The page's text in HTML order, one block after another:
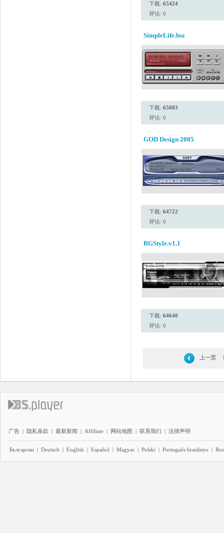
下载: 65424
评论: 0
SimpleLife.bsz
下载: 65083
评论: 0
GOD Design 2005
下载: 64722
评论: 0
RGStyle.v1.1
下载: 64640
评论: 0
上一页
广告 | 隐私条款 | 最新新闻 | Affiliate | 网站地图 | 联系我们 | 法律声明
Български | Deutsch | English | Español | Magyar | Polski | Português brasileiro |